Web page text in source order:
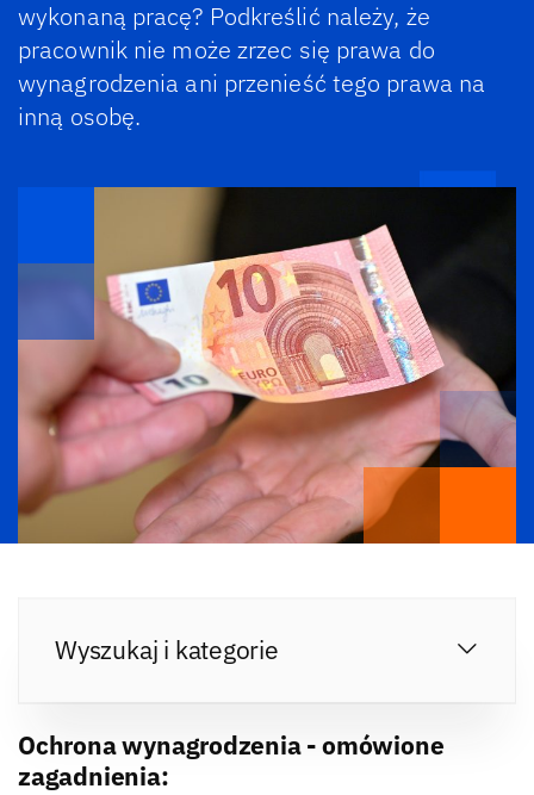
wykonaną pracę? Podkreślić należy, że
pracownik nie może zrzec się prawa do
wynagrodzenia ani przenieść tego prawa na
inną osobę.
Wyszukaj i kategorie
Ochrona wynagrodzenia - omówione
zagadnienia: